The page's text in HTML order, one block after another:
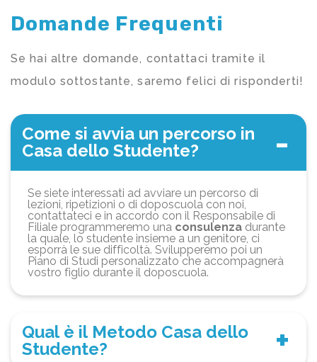
Domande Frequenti
Se hai altre domande, contattaci tramite il
modulo sottostante, saremo felici di risponderti!
Come si avvia un percorso in
Casa dello Studente?
Se siete interessati ad avviare un percorso di
lezioni, ripetizioni o di doposcuola con noi,
contattateci e in accordo con il Responsabile di
Filiale programmeremo una consulenza durante
la quale, lo studente insieme a un genitore, ci
esporrà le sue difficoltà. Svilupperemo poi un
Piano di Studi personalizzato che accompagnerà
vostro figlio durante il doposcuola.
Qual è il Metodo Casa dello
Studente?